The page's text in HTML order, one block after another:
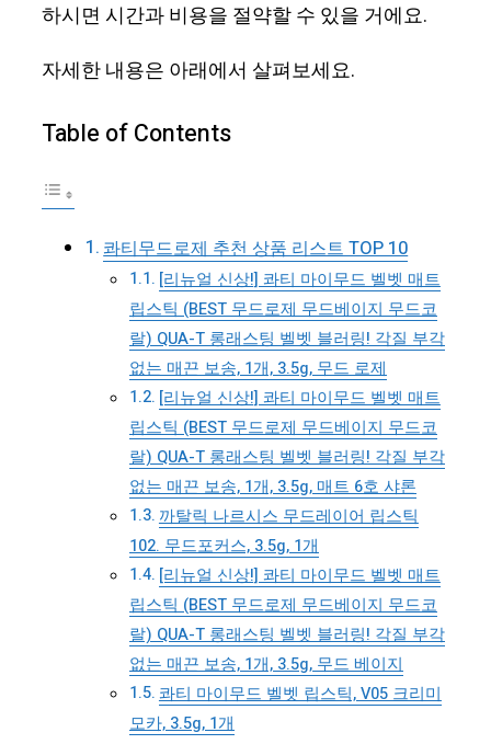
하시면 시간과 비용을 절약할 수 있을 거에요.
자세한 내용은 아래에서 살펴보세요.
Table of Contents
콰티무드로제 추천 상품 리스트 TOP 10
[리뉴얼 신상!] 콰티 마이무드 벨벳 매트
립스틱 (BEST 무드로제 무드베이지 무드코
랄) QUA-T 롱래스팅 벨벳 블러링! 각질 부각
없는 매끈 보송, 1개, 3.5g, 무드 로제
[리뉴얼 신상!] 콰티 마이무드 벨벳 매트
립스틱 (BEST 무드로제 무드베이지 무드코
랄) QUA-T 롱래스팅 벨벳 블러링! 각질 부각
없는 매끈 보송, 1개, 3.5g, 매트 6호 샤론
까탈릭 나르시스 무드레이어 립스틱
102. 무드포커스, 3.5g, 1개
[리뉴얼 신상!] 콰티 마이무드 벨벳 매트
립스틱 (BEST 무드로제 무드베이지 무드코
랄) QUA-T 롱래스팅 벨벳 블러링! 각질 부각
없는 매끈 보송, 1개, 3.5g, 무드 베이지
콰티 마이무드 벨벳 립스틱, V05 크리미
모카, 3.5g, 1개